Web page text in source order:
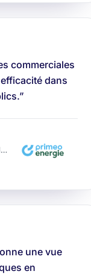
commerciales
dans
Responsable des ventes grands comptes
une vue
en